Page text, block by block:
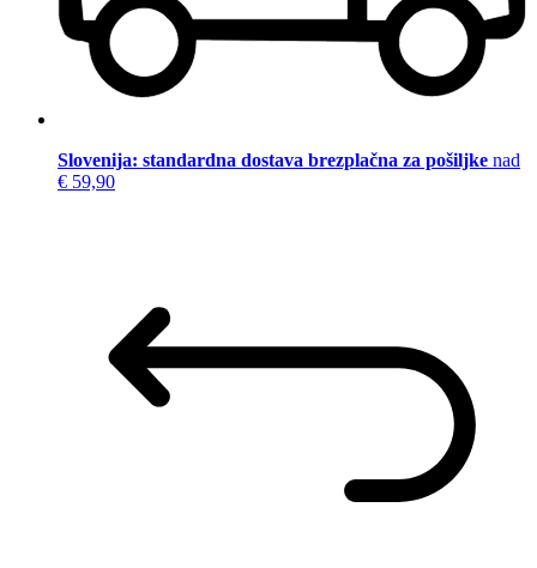
Slovenija: standardna dostava brezplačna za pošiljke nad
€ 59,90